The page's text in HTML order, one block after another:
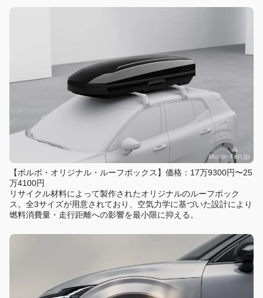
【ボルボ・オリジナル・ルーフボックス】価格：17万9300円〜25
万4100円
リサイクル材料によって製作されたオリジナルのルーフボック
ス。全3サイズが用意されており、空気力学に基づいた設計により
燃料消費量・走行距離への影響を最小限に抑える。